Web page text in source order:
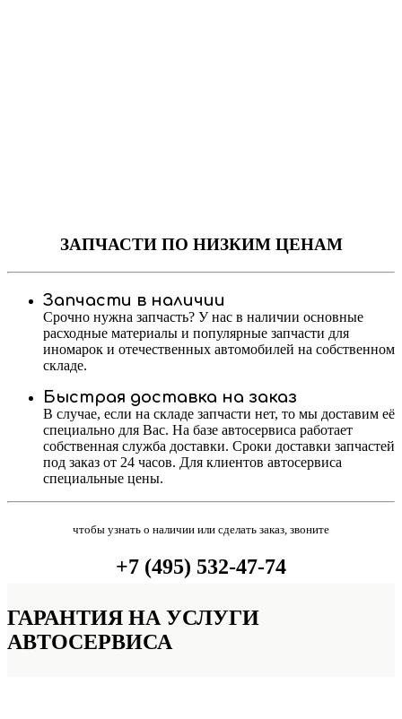
ЗАПЧАСТИПО НИЗКИМ ЦЕНАМ
Запчасти в наличии
Срочно нужна запчасть? У нас в наличии основные
расходные материалы и популярные запчасти для
иномарок и отечественных автомобилей на собственном
складе.
Быстрая доставка на заказ
В случае, если на складе запчасти нет, то мы доставим её
специально для Вас. На базе автосервиса работает
собственная служба доставки. Сроки доставки запчастей
под заказ от 24 часов. Для клиентов автосервиса
специальные цены.
чтобы узнать о наличии или сделать заказ, звоните
+7 (495) 532-47-74
ГАРАНТИЯ НА УСЛУГИ
АВТОСЕРВИСА